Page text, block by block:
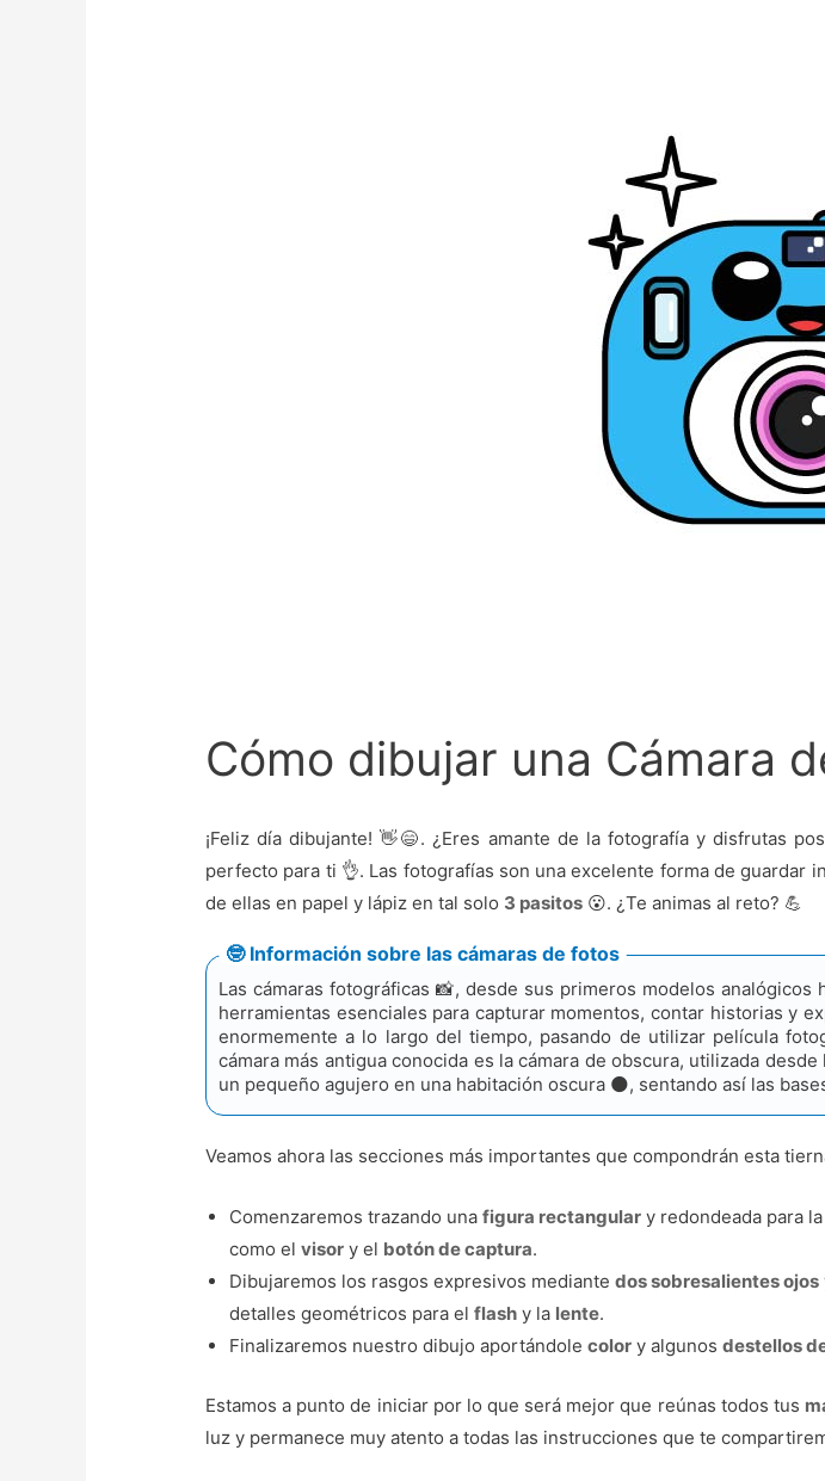
Cómo dibujar una Cámara
¡Feliz día dibujante! 👋😄. ¿Eres amante de la fotografía y disfrutas
perfecto para ti 👌. Las fotografías son una excelente forma de
de ellas en papel y lápiz en tal solo 3 pasitos 😮. ¿Te animas al reto? 💪
🤓 Información sobre las cámaras de fotos
Las cámaras fotográficas 📸, desde sus primeros modelos
herramientas esenciales para capturar momentos, contar historias y
enormemente a lo largo del tiempo, pasando de utilizar película
cámara más antigua conocida es la cámara de obscura, utilizada
un pequeño agujero en una habitación oscura 🌑, sentando así las
Veamos ahora las secciones más importantes que compondrán esta
Comenzaremos trazando unafigura rectangular y redondeada para la
como elvisor y el botón de captura.
Dibujaremos los rasgos expresivos mediantedos sobresalientes ojos
detalles geométricos para elflash y la lente.
Finalizaremos nuestro dibujo aportándolecolor y algunosdestellos
Estamos a punto de iniciar por lo que será mejor que reúnas todos tus
luz y permanece muy atento a todas las instrucciones que te